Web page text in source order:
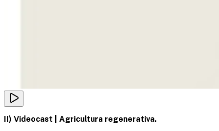
II) Videocast | Agricultura regenerativa.​